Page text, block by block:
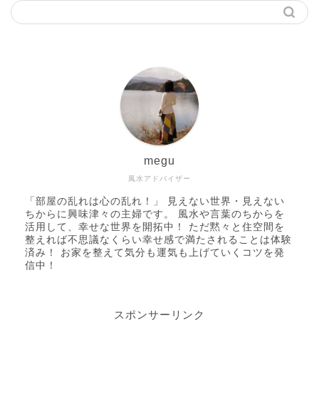
風水アドバイザー
megu
「部屋の乱れは心の乱れ！」 見えない世界・見えない
ちからに興味津々の主婦です。 風水や言葉のちからを
活用して、幸せな世界を開拓中！ ただ黙々と住空間を
整えれば不思議なくらい幸せ感で満たされることは体験
済み！ お家を整えて気分も運気も上げていくコツを発
信中！
スポンサーリンク